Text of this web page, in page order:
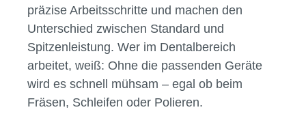
präzise Arbeitsschritte und machen den
Unterschied zwischen Standard und
Spitzenleistung. Wer im Dentalbereich
arbeitet, weiß: Ohne die passenden Geräte
wird es schnell mühsam – egal ob beim
Fräsen, Schleifen oder Polieren.